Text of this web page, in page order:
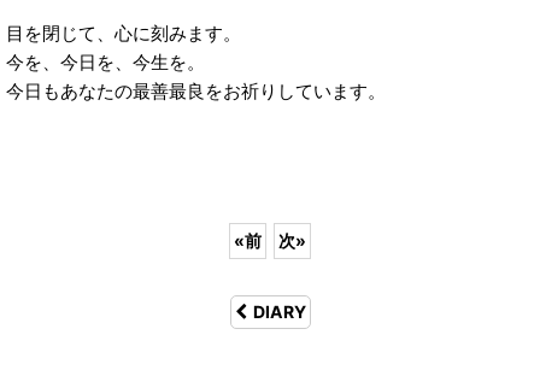
目を閉じて、心に刻みます。
今を、今日を、今生を。
今日もあなたの最善最良をお祈りしています。
«前 次»
DIARY